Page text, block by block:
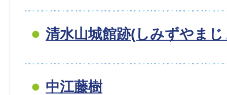
清水山城館跡(しみずやま
中江藤樹